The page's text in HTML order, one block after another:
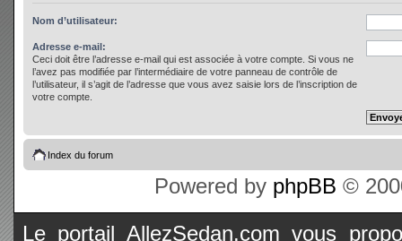
Nom d’utilisateur:
Adresse e-mail:
Ceci doit être l’adresse e-mail qui est associée à votre compte. Si vous ne
l’avez pas modifiée par l’intermédiaire de votre panneau de contrôle de
l’utilisateur, il s’agit de l’adresse que vous avez saisie lors de l’inscription de
votre compte.
Index du forum
Powered by phpBB ©
Le portail AllezSedan.com vous